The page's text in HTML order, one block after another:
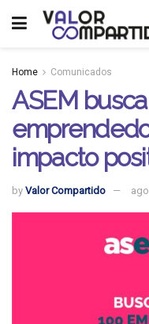
Home Comunicados
ASEM
impacto
by Valor Compartido